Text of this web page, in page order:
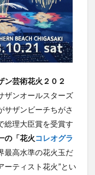
ン芸術花火２０２
ザンオールスターズ
サザンビーチちがさ
総理大臣賞を受賞す
の「花火コレオグラ
最高水準の花火玉だ
ーティスト花火”とい